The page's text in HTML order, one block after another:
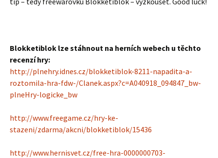
Blokketiblok lze stáhnout na herních webech u těchto
recenzí hry:
http://plnehry.idnes.cz/blokketiblok-8211-napadita-a-
roztomila-hra-fdw-/Clanek.aspx?c=A040918_094847_bw-
plneHry-logicke_bw
http://www.freegame.cz/hry-ke-
stazeni/zdarma/akcni/blokketiblok/15436
http://www.hernisvet.cz/free-hra-0000000703-